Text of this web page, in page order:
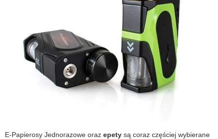
E-Papierosy Jednorazowe oraz epety są coraz częściej wybierane